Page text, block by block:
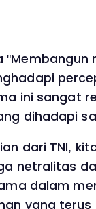
"Membangun
ini sangat
dihadapi
dari TNl,
netralitas
dalam
yang terus